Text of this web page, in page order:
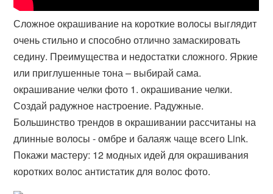
Сложное окрашивание на короткие волосы выглядит
очень стильно и способно отлично замаскировать
седину. Преимущества и недостатки сложного. Яркие
или приглушенные тона – выбирай сама.
окрашивание челки фото 1. окрашивание челки.
Создай радужное настроение. Радужные.
Большинство трендов в окрашивании рассчитаны на
длинные волосы - омбре и балаяж чаще всего Link.
Покажи мастеру: 12 модных идей для окрашивания
коротких волос антистатик для волос фото.